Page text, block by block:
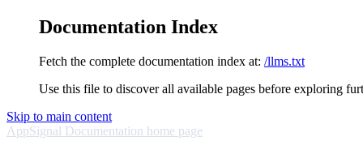
Documentation Index
Fetch the complete documentation index at: /llms.txt
Use this file to discover all available pages before exploring
Skip to main content
AppSignal Documentation home page